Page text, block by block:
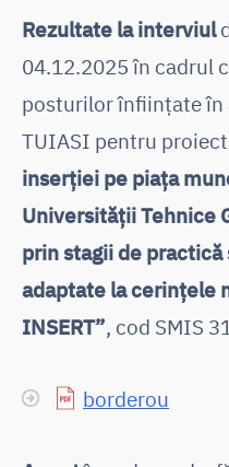
Rezultate la interviul
04.12.2025 în cadrul
posturilor înființate în
TUIASI pentru
inserției pe piața
Universității Tehnice
prin stagii de
adaptate la cerințele
INSERT”, cod SMIS
borderou